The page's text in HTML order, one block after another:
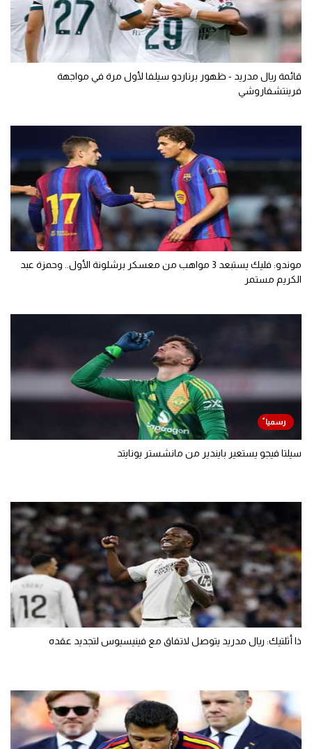
قائمة ريال مدريد - ظهور برناردو سيلفا لأول مرة في مواجهة
فرينتشفاروشي
موندو: فليك يستبعد 3 مواهب من معسكر برشلونة الأول.. وحمزة عبد
الكريم مستمر
سيلتا فيجو يستعير بايندير من مانشستر يونايتد
ذا أثلتيك: ريال مدريد يتوصل لاتفاق مع فينيسيوس لتجديد عقده